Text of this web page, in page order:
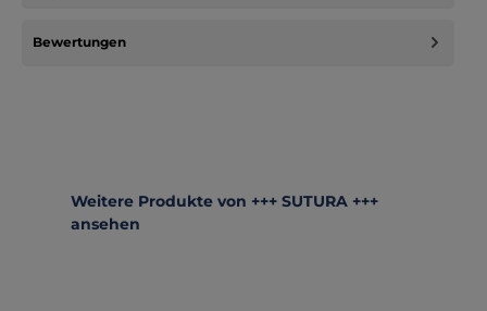
Bewertungen
Produktgalerie überspringen
Weitere Produkte von +++ SUTURA +++
ansehen